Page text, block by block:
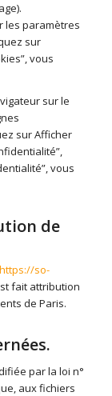
les paramètres
sur
vous
sur le
sur Afficher
vous
de
https://so-
fait attribution
de Paris.
par la loi n°
aux fichiers